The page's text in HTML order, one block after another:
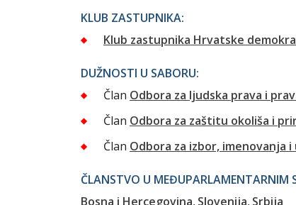
KLUB ZASTUPNIKA:
Klub zastupnika Hrvatske
DUŽNOSTI U SABORU:
Član Odbora za ljudska prava i
Član Odbora za zaštitu okoliša i
Član Odbora za izbor, imenovanja
ČLANSTVO U MEĐUPARLAMENTARNIM
Bosna i Hercegovina Slovenija Srbija